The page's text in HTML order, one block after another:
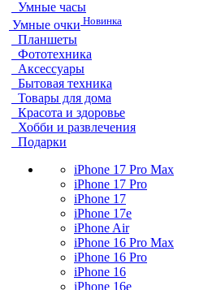
Умные часы
Умные очки Новинка
Планшеты
Фототехника
Аксессуары
Бытовая техника
Товары для дома
Красота и здоровье
Хобби и развлечения
Подарки
iPhone 17 Pro Max
iPhone 17 Pro
iPhone 17
iPhone 17e
iPhone Air
iPhone 16 Pro Max
iPhone 16 Pro
iPhone 16
iPhone 16e